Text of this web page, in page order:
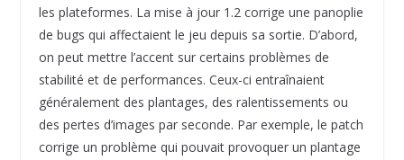
les plateformes. La mise à jour 1.2 corrige une panoplie
de bugs qui affectaient le jeu depuis sa sortie. D’abord,
on peut mettre l’accent sur certains problèmes de
stabilité et de performances. Ceux-ci entraînaient
généralement des plantages, des ralentissements ou
des pertes d’images par seconde. Par exemple, le patch
corrige un problème qui pouvait provoquer un plantage